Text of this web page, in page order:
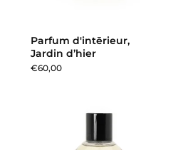
Parfum d'intērieur,
Jardin d’hier
€60,00